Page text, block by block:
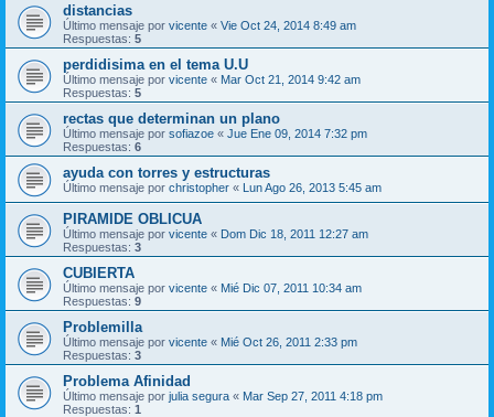
distancias
Último mensaje por vicente « Vie Oct 24, 2014 8:49 am
Respuestas: 5
perdidisima en el tema U.U
Último mensaje por vicente « Mar Oct 21, 2014 9:42 am
Respuestas: 5
rectas que determinan un plano
Último mensaje por sofiazoe « Jue Ene 09, 2014 7:32 pm
Respuestas: 6
ayuda con torres y estructuras
Último mensaje por christopher « Lun Ago 26, 2013 5:45 am
PIRAMIDE OBLICUA
Último mensaje por vicente « Dom Dic 18, 2011 12:27 am
Respuestas: 3
CUBIERTA
Último mensaje por vicente « Mié Dic 07, 2011 10:34 am
Respuestas: 9
Problemilla
Último mensaje por vicente « Mié Oct 26, 2011 2:33 pm
Respuestas: 3
Problema Afinidad
Último mensaje por julia segura « Mar Sep 27, 2011 4:18 pm
Respuestas: 1